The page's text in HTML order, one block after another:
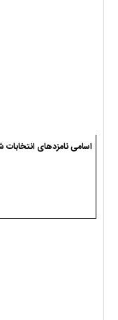
اسامی نامزدهای انتخابات